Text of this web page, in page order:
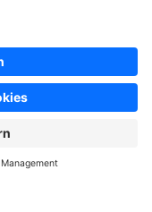
vorbehalten